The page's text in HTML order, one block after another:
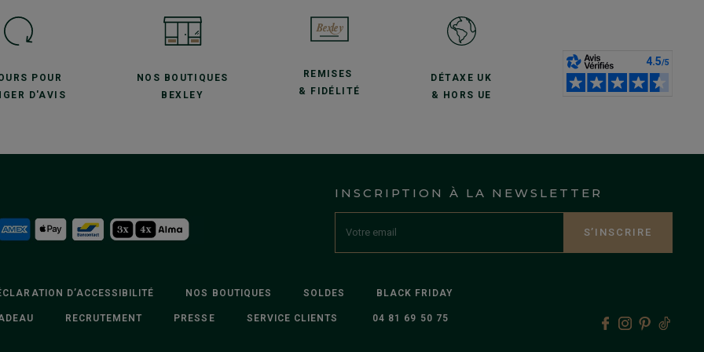
POUR
D'AVIS
NOS BOUTIQUES
BEXLEY
REMISES
& FIDÉLITÉ
DÉTAXE UK
& HORS UE
INSCRIPTION À LA NEWSLETTER
S’INSCRIRE
D’ACCESSIBILITÉ NOS BOUTIQUES SOLDES BLACK FRIDAY
RECRUTEMENT PRESSE SERVICE CLIENTS 04 81 69 50 75